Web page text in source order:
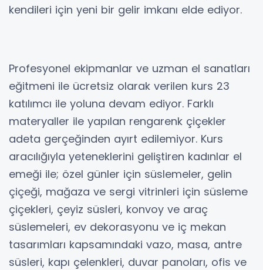
kendileri için yeni bir gelir imkanı elde ediyor.
Profesyonel ekipmanlar ve uzman el sanatları
eğitmeni ile ücretsiz olarak verilen kurs 23
katılımcı ile yoluna devam ediyor. Farklı
materyaller ile yapılan rengarenk çiçekler
adeta gerçeğinden ayırt edilemiyor. Kurs
aracılığıyla yeteneklerini geliştiren kadınlar el
emeği ile; özel günler için süslemeler, gelin
çiçeği, mağaza ve sergi vitrinleri için süsleme
çiçekleri, çeyiz süsleri, konvoy ve araç
süslemeleri, ev dekorasyonu ve iç mekan
tasarımları kapsamındaki vazo, masa, antre
süsleri, kapı çelenkleri, duvar panoları, ofis ve